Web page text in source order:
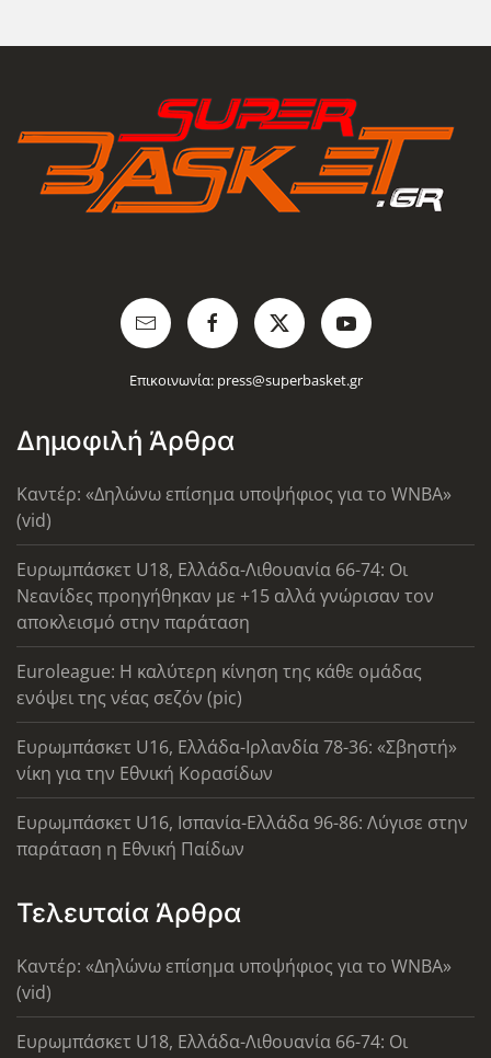
Επικοινωνία: press@superbasket.gr
Δημοφιλή Άρθρα
Καντέρ: «Δηλώνω επίσημα υποψήφιος για το WNBA»
(vid)
Ευρωμπάσκετ U18, Ελλάδα-Λιθουανία 66-74: Οι
Νεανίδες προηγήθηκαν με +15 αλλά γνώρισαν τον
αποκλεισμό στην παράταση
Euroleague: Η καλύτερη κίνηση της κάθε ομάδας
ενόψει της νέας σεζόν (pic)
Ευρωμπάσκετ U16, Ελλάδα-Ιρλανδία 78-36: «Σβηστή»
νίκη για την Εθνική Κορασίδων
Ευρωμπάσκετ U16, Ισπανία-Ελλάδα 96-86: Λύγισε στην
παράταση η Εθνική Παίδων
Τελευταία Άρθρα
Καντέρ: «Δηλώνω επίσημα υποψήφιος για το WNBA»
(vid)
Ευρωμπάσκετ U18, Ελλάδα-Λιθουανία 66-74: Οι